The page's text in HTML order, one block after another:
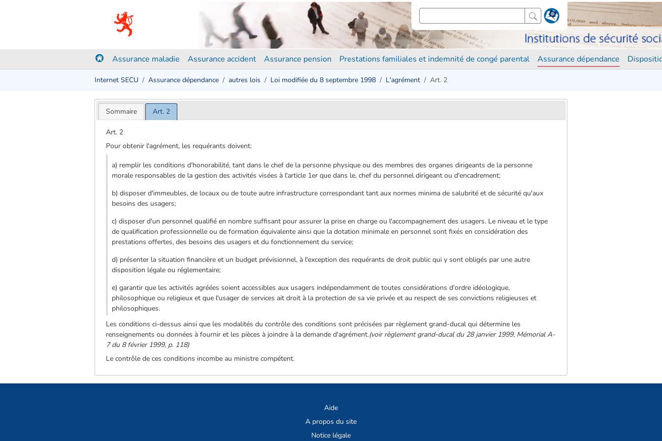
Assurance maladie Assurance accident Assurance pension Prestations familiales et indemnité de congé parental Assurance dépendance
Internet SECU Assurance dépendance autres lois Loi modifiée du 8 septembre 1998 L'agrément Art. 2
Sommaire Art. 2
Art. 2
Pour obtenir l'agrément, les requérants doivent:
a) remplir les conditions d'honorabilité, tant dans le chef de la personne physique ou des membres des organes dirigeants de la personne
morale responsables de la gestion des activités visées à l'article 1er que dans le, chef du personnel dirigeant ou d'encadrement;
b) disposer d'immeubles, de locaux ou de toute autre infrastructure correspondant tant aux normes minima de salubrité et de sécurité qu'aux
besoins des usagers;
c) disposer d'un personnel qualifié en nombre suffisant pour assurer la prise en charge ou l'accompagnement des usagers. Le niveau et le type
de qualification professionnelle ou de formation équivalente ainsi que la dotation minimale en personnel sont fixés en considération des
prestations offertes, des besoins des usagers et du fonctionnement du service;
d) présenter la situation financière et un budget prévisionnel, à l'exception des requérants de droit public qui y sont obligés par une autre
disposition légale ou réglementaire;
e) garantir que les activités agréées soient accessibles aux usagers indépendamment de toutes considérations d'ordre idéologique,
philosophique ou religieux et que l'usager de services ait droit à la protection de sa vie privée et au respect de ses convictions religieuses et
philosophiques.
Les conditions ci-dessus ainsi que les modalités du contrôle des conditions sont précisées par règlement grand-ducal qui détermine les
renseignements ou données à fournir et les pièces à joindre à la demande d'agrément.(voir règlement grand-ducal du 28 janvier 1999, Mémorial A-
7 du 8 février 1999, p. 118)
Le contrôle de ces conditions incombe au ministre compétent.
Aide
A propos du site
Notice légale